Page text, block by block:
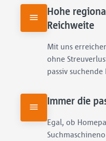
Hohe
Reichweite
Mit uns
ohne
passiv
Immer die
Egal, ob